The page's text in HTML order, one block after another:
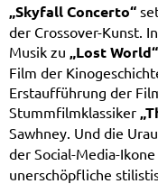
„Skyfall Concerto“
der Crossover-Kunst.
Musik zu „Lost
Film der
Erstaufführung der
Stummfilmklassiker
Sawhney. Und die
der Social-Media-Ikone
unerschöpfliche